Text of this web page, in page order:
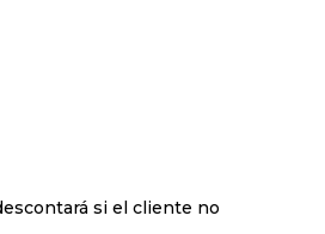
si el cliente no